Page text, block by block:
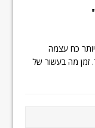
כח עצמה
זמן מה בעשור של